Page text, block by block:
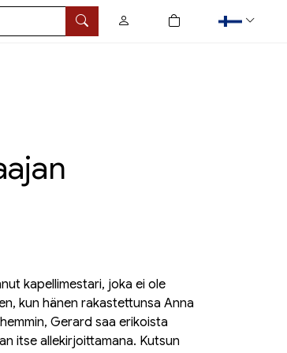
Hae
0
tuotetta ostoskorissa
kapellimestari, joka ei ole
kun hänen rakastettunsa Anna
Gerard saa erikoista
itse allekirjoittamana. Kutsun